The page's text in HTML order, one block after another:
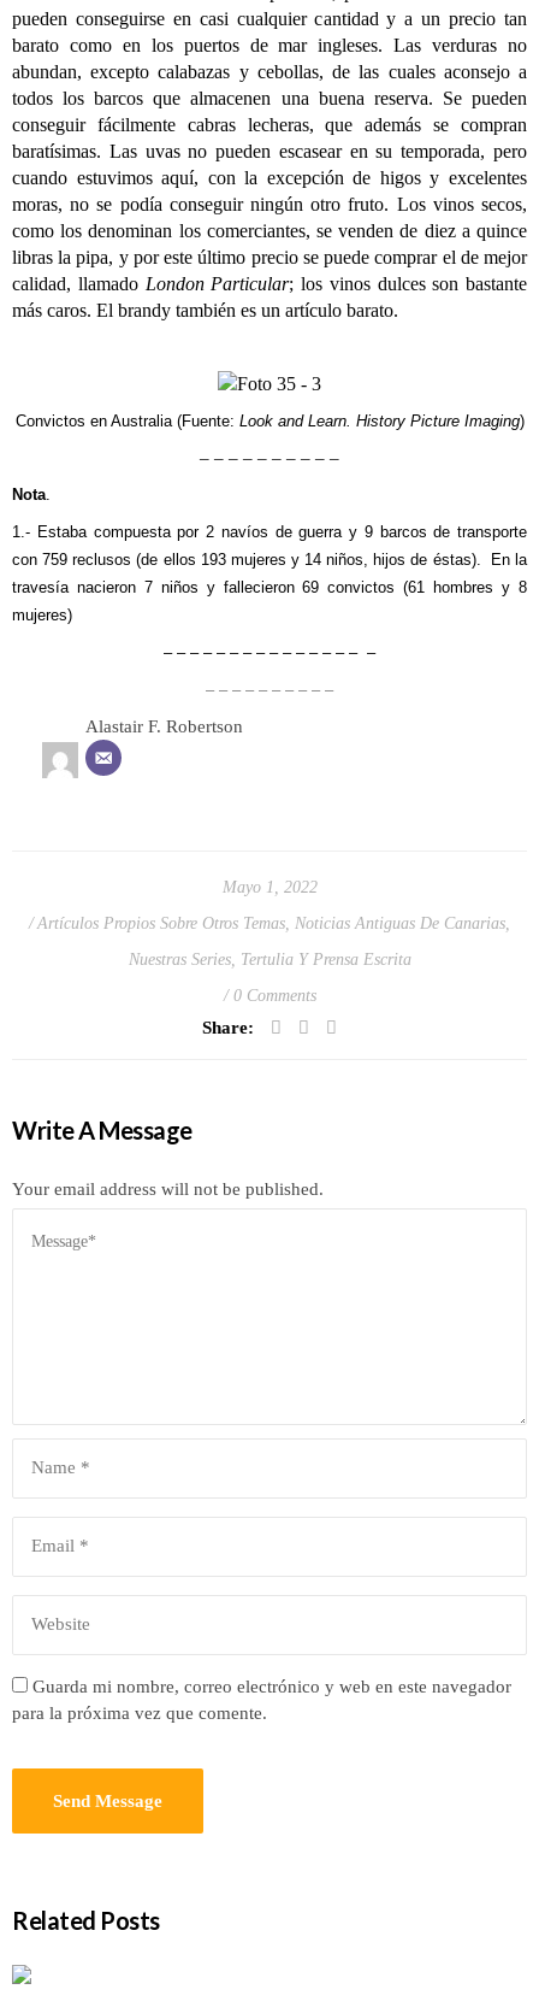
pueden conseguirse en casi cualquier cantidad y a un precio tan
barato como en los puertos de mar ingleses. Las verduras no
abundan, excepto calabazas y cebollas, de las cuales aconsejo a
todos los barcos que almacenen una buena reserva. Se pueden
conseguir fácilmente cabras lecheras, que además se compran
baratísimas. Las uvas no pueden escasear en su temporada, pero
cuando estuvimos aquí, con la excepción de higos y excelentes
moras, no se podía conseguir ningún otro fruto. Los vinos secos,
como los denominan los comerciantes, se venden de diez a quince
libras la pipa, y por este último precio se puede comprar el de mejor
calidad, llamado London Particular; los vinos dulces son bastante
más caros. El brandy también es un artículo barato.
Convictos en Australia (Fuente: Look and Learn. History Picture Imaging)
– – – – – – – – – –
Nota.
1.- Estaba compuesta por 2 navíos de guerra y 9 barcos de transporte
con 759 reclusos (de ellos 193 mujeres y 14 niños, hijos de éstas). En la
travesía nacieron 7 niños y fallecieron 69 convictos (61 hombres y 8
mujeres)
– – – – – – – – – – – – – – – –
– – – – – – – – – –
Alastair F. Robertson
Mayo 1, 2022
Artículos Propios Sobre Otros Temas Noticias Antiguas De Canarias
Nuestras Series, Tertulia Y Prensa Escrita
0 Comments
Share:
Write A Message
Your email address will not be published.
Guarda mi nombre, correo electrónico y web en este navegador
para la próxima vez que comente.
Related Posts